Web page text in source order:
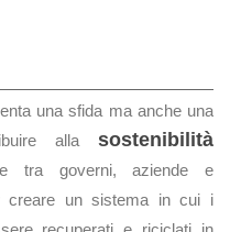
una sfida ma anche una
alla sostenibilità
tra governi, aziende e
creare un sistema in cui i